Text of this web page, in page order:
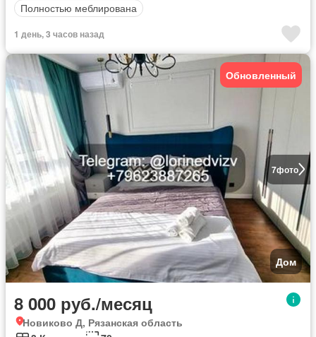
Полностью меблирована
1 день, 3 часов назад
7фото
Обновленный
Дом
8 000 руб./месяц
Новиково Д, Рязанская область